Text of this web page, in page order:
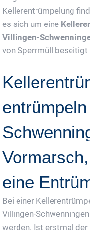
Kellerentrümpelung
es sich um eine
Villingen-
von Sperrmüll beseitigt
eine
Bei einer
Villingen-
werden. Ist erstmal der